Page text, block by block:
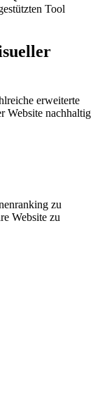
Tool
erweiterte
Website nachhaltig
zu
Website zu